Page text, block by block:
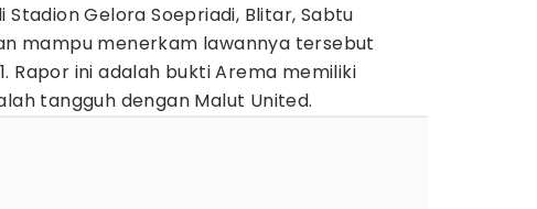
Stadion Gelora Soepriadi, Blitar, Sabtu
mampu menerkam lawannya tersebut
Rapor ini adalah bukti Arema memiliki
tangguh dengan Malut United.